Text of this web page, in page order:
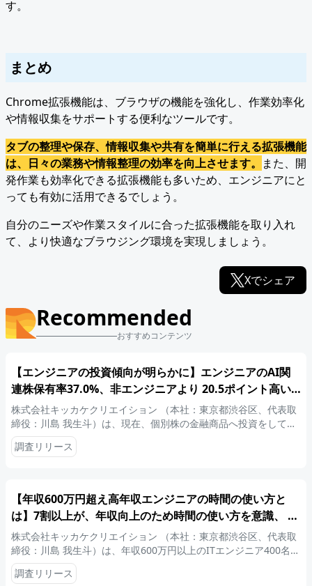
す。
まとめ
Chrome拡張機能は、ブラウザの機能を強化し、作業効率化
や情報収集をサポートする便利なツールです。
タブの整理や保存、情報収集や共有を簡単に行える拡張機能
は、日々の業務や情報整理の効率を向上させます。 また、開
発作業も効率化できる拡張機能も多いため、エンジニアにと
っても有効に活用できるでしょう。
自分のニーズや作業スタイルに合った拡張機能を取り入れ
て、より快適なブラウジング環境を実現しましょう。
Xでシェア
Recommended
おすすめコンテンツ
【エンジニアの投資傾向が明らかに】エンジニアのAI関
連株保有率37.0%、非エンジニアより 20.5ポイント高い
結果に【職種によって異なる投資スタイルと成果を調査】
～技術者視点が生む独自の投資戦略が、比較調査で明らか
に～
株式会社キッカケクリエイション （本社：東京都渋谷区、代表取
締役：川島 我生斗）は、現在、個別株の金融商品へ投資をしてい
るITエンジニアと非エンジニア各200名を対象に、エンジニアと非
エンジニアの金融投資に関する比較調査を実施しましたので、お
調査リリース
【年収600万円超え高年収エンジニアの時間の使い方と
は】7割以上が、年収向上のため時間の使い方を意識、 平
日・休日問わず「スキル学習」に最も時間を投資～キャリ
アアップに直結する“成功の時間術”が明らかに～
株式会社キッカケクリエイション （本社：東京都渋谷区、代表取
締役：川島 我生斗）は、年収600万円以上のITエンジニア400名を
対象に、高年収エンジニアの時間の使い方に関する調査を実施し
ましたので、お知らせいたします。
調査リリース